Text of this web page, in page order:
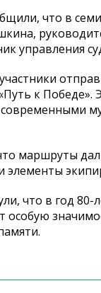
что в
управления
к
маршруты
элементы
что в год
особую